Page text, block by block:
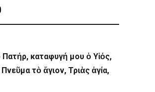
καταφυγή μου ὁ Υἱός,
τὸ ἅγιον, Τριὰς ἁγία,